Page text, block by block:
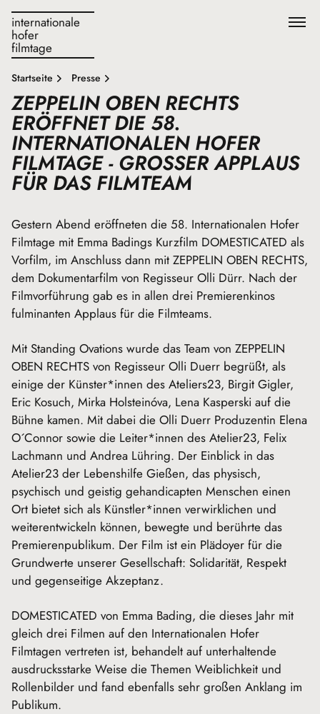
internationale
hofer
filmtage
Startseite Presse
ZEPPELIN OBEN RECHTS
ERÖFFNET DIE 58.
INTERNATIONALEN HOFER
FILMTAGE - GROSSER APPLAUS F
ÜR DAS FILMTEAM
Gestern Abend eröffneten die 58. Internationalen Hofer
Filmtage mit Emma Badings Kurzfilm DOMESTICATED als
Vorfilm, im Anschluss dann mit ZEPPELIN OBEN RECHTS,
dem Dokumentarfilm von Regisseur Olli Dürr. Nach der
Filmvorführung gab es in allen drei Premierenkinos
fulminanten Applaus für die Filmteams.
Mit Standing Ovations wurde das Team von ZEPPELIN
OBEN RECHTS von Regisseur Olli Duerr begrüßt, als
einige der Künster*innen des Ateliers23, Birgit Gigler,
Eric Kosuch, Mirka Holsteinóva, Lena Kasperski auf die
Bühne kamen. Mit dabei die Olli Duerr Produzentin Elena
O´Connor sowie die Leiter*innen des Atelier23, Felix
Lachmann und Andrea Lühring. Der Einblick in das
Atelier23 der Lebenshilfe Gießen, das physisch,
psychisch und geistig gehandicapten Menschen einen
Ort bietet sich als Künstler*innen verwirklichen und
weiterentwickeln können, bewegte und berührte das
Premierenpublikum. Der Film ist ein Plädoyer für die
Grundwerte unserer Gesellschaft: Solidarität, Respekt
und gegenseitige Akzeptanz.
DOMESTICATED von Emma Bading, die dieses Jahr mit
gleich drei Filmen auf den Internationalen Hofer
Filmtagen vertreten ist, behandelt auf unterhaltende
ausdrucksstarke Weise die Themen Weiblichkeit und
Rollenbilder und fand ebenfalls sehr großen Anklang im
Publikum.